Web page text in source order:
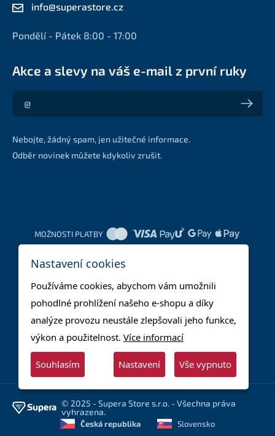
info@superastore.cz
Pondělí - Pátek 8:00 - 17:00
Akce a slevy na váš e-mail z první ruky
Akce a slevy na váš e-mail z první ruky
Nebojte, žádný spam, jen užitečné informace.
Odběr novinek můžete kdykoliv zrušit.
MOŽNOSTI PLATBY
© 2025 - Supera Store s.r.o. - Všechna práva
vyhrazena.
Česká republika Slovensko
Nastavení cookies
Používáme cookies, abychom vám umožnili
pohodlné prohlížení našeho e-shopu a díky
analýze provozu neustále zlepšovali jeho funkce,
výkon a použitelnost. Více informací
Souhlasím Nastavení Vše vypnuto